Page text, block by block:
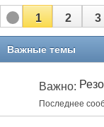
1 2 3
11 12
Важные темы
Важно:
Последнее